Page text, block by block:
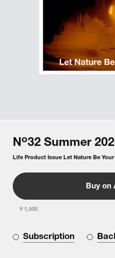
No32 Summer
Life Product Issue Let Nature Be Your
Buy on
￥1,500
Subscription